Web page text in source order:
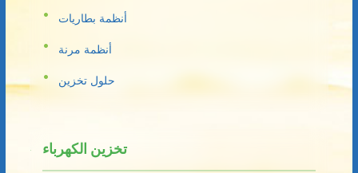
أنظمة بطاريات
أنظمة مرنة
حلول تخزين
تخزين الكهرباء